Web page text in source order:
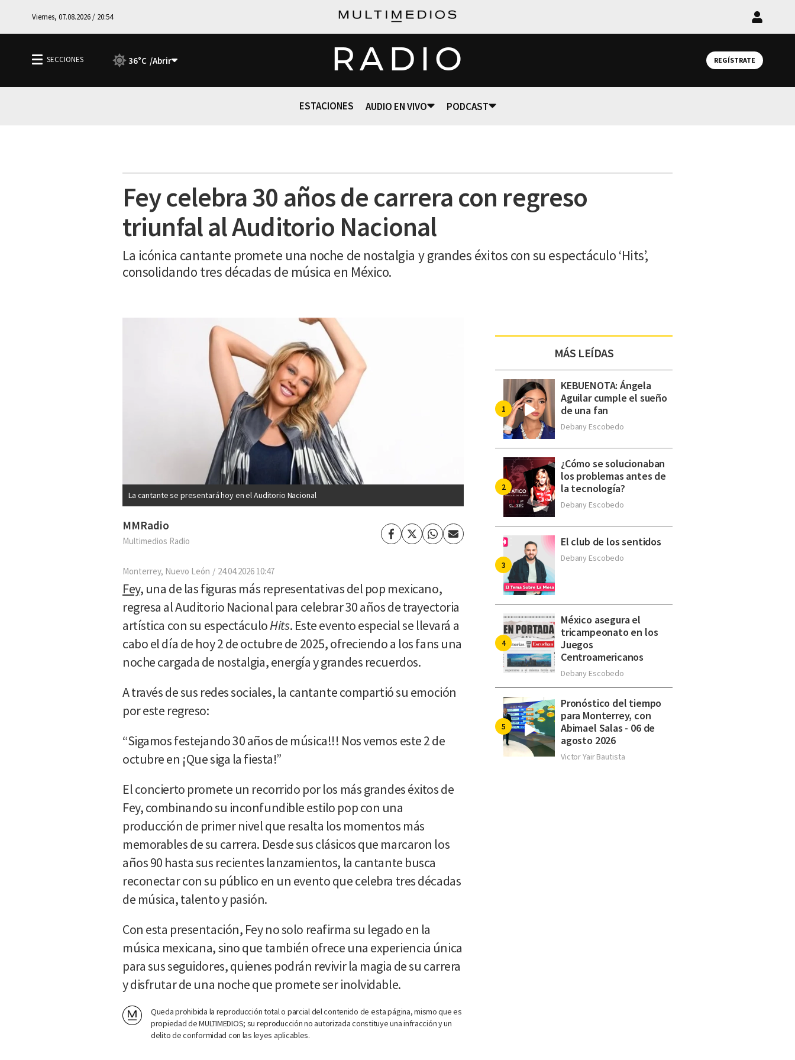
Viernes, 07.08.2026 / 20:54
Iniciar
36°C RADIO REGÍSTRATE
ESTACIONES AUDIO EN VIVO PODCAST
Fey celebra 30 años de carrera con regreso
triunfal al Auditorio Nacional
La icónica cantante promete una noche de nostalgia y grandes éxitos con su espectáculo ‘Hits’,
consolidando tres décadas de música en México.
La cantante se presentará hoy en el Auditorio Nacional
MMRadio
Multimedios Radio Facebook
TwitterWhatsapp
Enviar
Monterrey, Nuevo León 24.04.2026 10:47
Fey, una de las figuras más representativas del pop mexicano,
regresa al Auditorio Nacional para celebrar 30 años de trayectoria
artística con su espectáculoHits. Este evento especial se llevará a
cabo el día de hoy 2 de octubre de 2025, ofreciendo a los fans una
noche cargada de nostalgia, energía y grandes recuerdos.
A través de sus redes sociales, la cantante compartió su emoción
por este regreso:
“Sigamos festejando 30 años de música!!! Nos vemos este 2 de
octubre en ¡Que siga la fiesta!”
El concierto promete un recorrido por los más grandes éxitos de
Fey, combinando su inconfundible estilo pop con una
producción de primer nivel que resalta los momentos más
memorables de su carrera. Desde sus clásicos que marcaron los
años 90 hasta sus recientes lanzamientos, la cantante busca
reconectar con su público en un evento que celebra tres décadas
de música, talento y pasión.
Con esta presentación, Fey no solo reafirma su legado en la
música mexicana, sino que también ofrece una experiencia única
para sus seguidores, quienes podrán revivir la magia de su carrera
y disfrutar de una noche que promete ser inolvidable.
Queda prohibida la reproducción total o parcial del contenido de esta página, mismo que es
propiedad de MULTIMEDIOS; su reproducción no autorizada constituye una infracción y un
delito de conformidad con las leyes aplicables.
MÁS LEÍDAS
KEBUENOTA: Ángela
Aguilar cumple el sueño
de una fan
Debany Escobedo
¿Cómo se solucionaban
los problemas antes de
la tecnología?
Debany Escobedo
El club de los sentidos
Debany Escobedo
México asegura el
tricampeonato en los
Juegos
Centroamericanos
Debany Escobedo
Pronóstico del tiempo
para Monterrey, con
Abimael Salas - 06 de
agosto 2026
Victor Yair Bautista